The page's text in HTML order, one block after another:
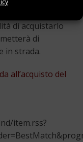
di acquistarlo
di
in strada.
all’acquisto del
item.rss?